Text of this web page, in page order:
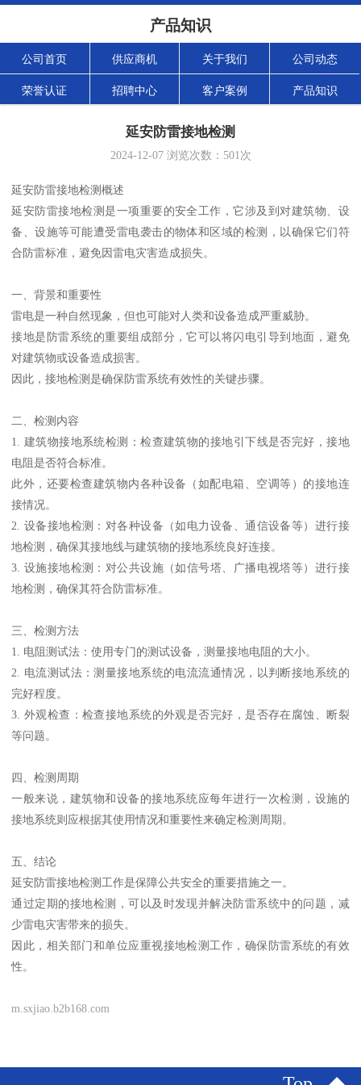
产品知识
公司首页 供应商机 关于我们 公司动态
荣誉认证 招聘中心 客户案例 产品知识
延安防雷接地检测
2024-12-07浏览次数： 501次
延安防雷接地检测概述
延安防雷接地检测是一项重要的安全工作，它涉及到对建筑物、设
备、设施等可能遭受雷电袭击的物体和区域的检测，以确保它们符
合防雷标准，避免因雷电灾害造成损失。
一、背景和重要性
雷电是一种自然现象，但也可能对人类和设备造成严重威胁。
接地是防雷系统的重要组成部分，它可以将闪电引导到地面，避免
对建筑物或设备造成损害。
因此，接地检测是确保防雷系统有效性的关键步骤。
二、检测内容
1. 建筑物接地系统检测：检查建筑物的接地引下线是否完好，接地
电阻是否符合标准。
此外，还要检查建筑物内各种设备（如配电箱、空调等）的接地连
接情况。
2. 设备接地检测：对各种设备（如电力设备、通信设备等）进行接
地检测，确保其接地线与建筑物的接地系统良好连接。
3. 设施接地检测：对公共设施（如信号塔、广播电视塔等）进行接
地检测，确保其符合防雷标准。
三、检测方法
1. 电阻测试法：使用专门的测试设备，测量接地电阻的大小。
2. 电流测试法：测量接地系统的电流流通情况，以判断接地系统的
完好程度。
3. 外观检查：检查接地系统的外观是否完好，是否存在腐蚀、断裂
等问题。
四、检测周期
一般来说，建筑物和设备的接地系统应每年进行一次检测，设施的
接地系统则应根据其使用情况和重要性来确定检测周期。
五、结论
延安防雷接地检测工作是保障公共安全的重要措施之一。
通过定期的接地检测，可以及时发现并解决防雷系统中的问题，减
少雷电灾害带来的损失。
因此，相关部门和单位应重视接地检测工作，确保防雷系统的有效
性。
m.sxjiao.b2b168.com